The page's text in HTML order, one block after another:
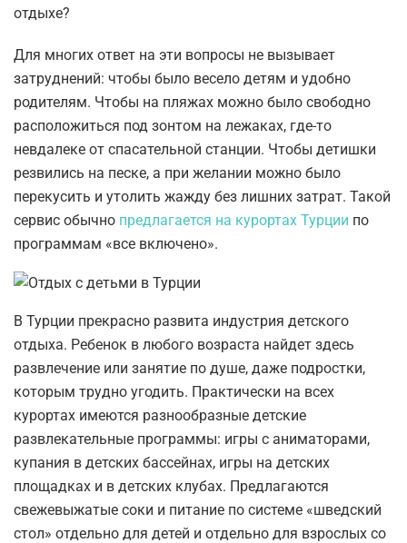
отдыхе?
Для многих ответ на эти вопросы не вызывает
затруднений: чтобы было весело детям и удобно
родителям. Чтобы на пляжах можно было свободно
расположиться под зонтом на лежаках, где-то
невдалеке от спасательной станции. Чтобы детишки
резвились на песке, а при желании можно было
перекусить и утолить жажду без лишних затрат. Такой
сервис обычно предлагается на курортах Турции по
программам «все включено».
В Турции прекрасно развита индустрия детского
отдыха. Ребенок в любого возраста найдет здесь
развлечение или занятие по душе, даже подростки,
которым трудно угодить. Практически на всех
курортах имеются разнообразные детские
развлекательные программы: игры с аниматорами,
купания в детских бассейнах, игры на детских
площадках и в детских клубах. Предлагаются
свежевыжатые соки и питание по системе «шведский
стол» отдельно для детей и отдельно для взрослых со